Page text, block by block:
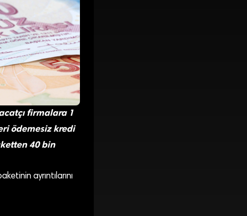
firmalara 1
ödemesiz kredi
40 bin
ayrıntılarını